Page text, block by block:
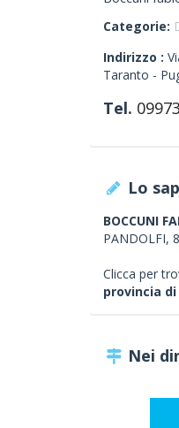
Categorie:
Indirizzo :
Taranto -
Tel.
Lo
BOCCUNI
PANDOLFI,
Clicca per
provincia
Nei